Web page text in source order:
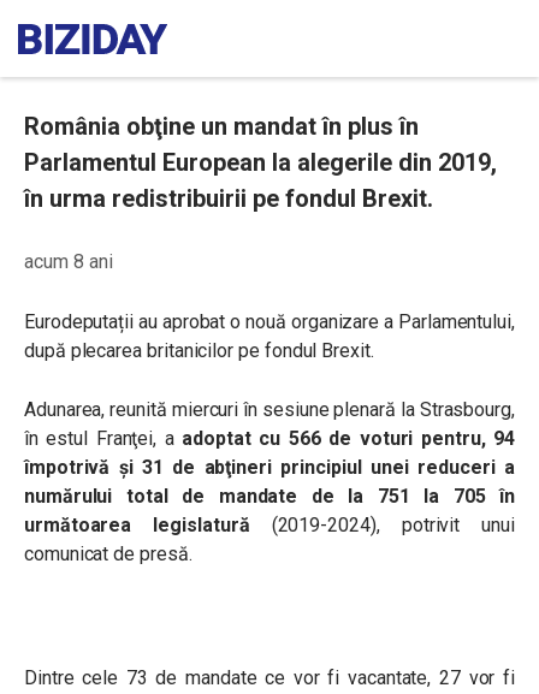
România obţine un mandat în plus în
Parlamentul European la alegerile din 2019,
în urma redistribuirii pe fondul Brexit.
acum 8 ani
Eurodeputații au aprobat o nouă organizare a Parlamentului,
după plecarea britanicilor pe fondul Brexit.
Adunarea, reunită miercuri în sesiune plenară la Strasbourg,
în estul Franţei, aadoptat cu 566 de voturi pentru, 94
împotrivă şi 31 de abţineri principiul unei reduceri a
numărului total de mandate de la 751 la 705 în
următoarea legislatură (2019-2024), potrivit unui
comunicat de presă.
Dintre cele 73 de mandate ce vor fi vacantate, 27 vor fi